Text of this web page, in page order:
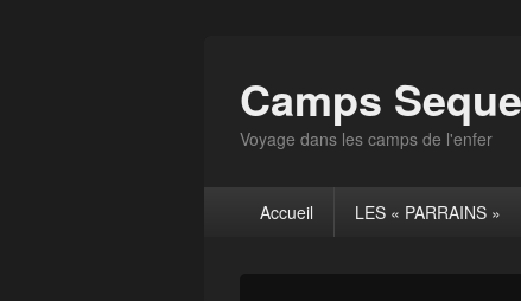
Camps
Voyage dans les camps de l'enfer
principalAccueil LES « PARRAINS »